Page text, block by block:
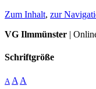
Zum Inhalt, zur
VG Ilmmünster |
Schriftgröße
A A A